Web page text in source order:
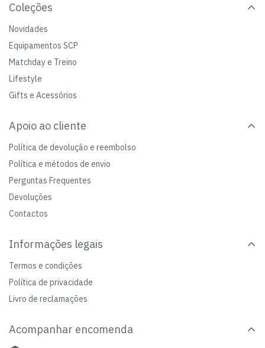
Coleções
Novidades
Equipamentos SCP
Matchday e Treino
Lifestyle
Gifts e Acessórios
Apoio ao cliente
Política de devolução e reembolso
Política e métodos de envio
Perguntas Frequentes
Devoluções
Contactos
Informações legais
Termos e condições
Política de privacidade
Livro de reclamações
Acompanhar encomenda